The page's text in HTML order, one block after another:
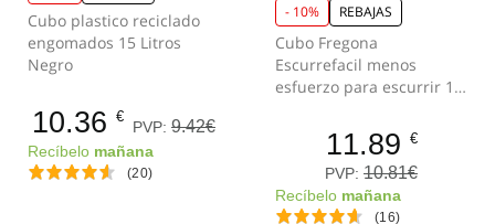
Cubo plastico reciclado
engomados 15 Litros
Negro
10.36 €
PVP: 9.42€
Recíbelo mañana
(20)
- 10% REBAJAS
Cubo Fregona
Escurrefacil menos
esfuerzo para escurrir 14
11.89 €
PVP: 10.81€
Recíbelo mañana
(16)